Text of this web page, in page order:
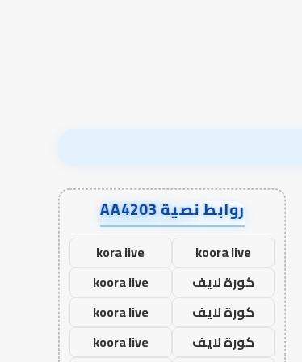
روابط نصية AA4203
koora live
kora live
كورة لايف
koora live
كورة لايف
koora live
كورة لايف
koora live